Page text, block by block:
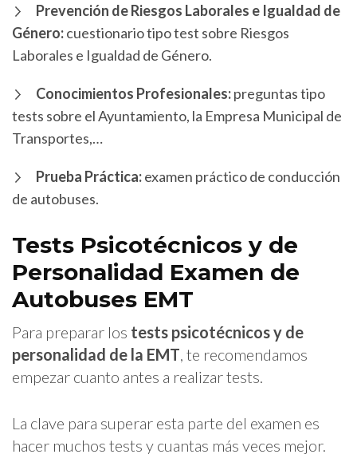
Prevención de Riesgos Laborales e Igualdad de
Género:cuestionario tipo test sobre Riesgos
Laborales e Igualdad de Género.
Conocimientos Profesionales:preguntas tipo
tests sobre el Ayuntamiento, la Empresa Municipal de
Transportes,…
Prueba Práctica:examen práctico de conducción
de autobuses.
Tests Psicotécnicos y de
Personalidad Examen de
Autobuses EMT
Para preparar los tests psicotécnicos y de
personalidad de la EMT , te recomendamos
empezar cuanto antes a realizar tests.
La clave para superar esta parte del examen es
hacer muchos tests y cuantas más veces mejor.